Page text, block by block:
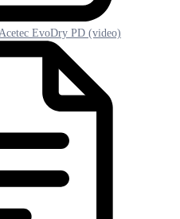
EvoDry PD (video)